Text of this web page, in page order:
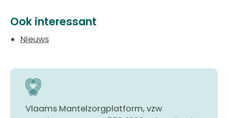
Ook interessant
Nieuws
Vlaams Mantelzorgplatform, vzw